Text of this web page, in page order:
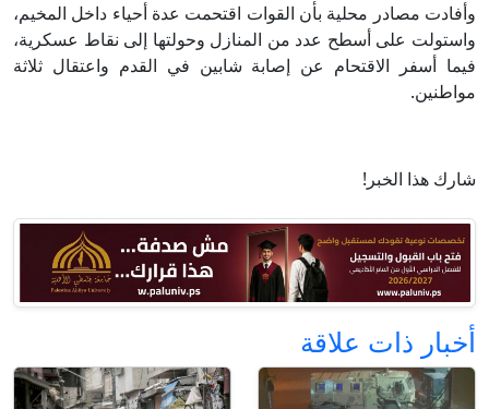
وأفادت مصادر محلية بأن القوات اقتحمت عدة أحياء داخل المخيم،
واستولت على أسطح عدد من المنازل وحولتها إلى نقاط عسكرية،
فيما أسفر الاقتحام عن إصابة شابين في القدم واعتقال ثلاثة
مواطنين.
شارك هذا الخبر!
أخبار ذات علاقة